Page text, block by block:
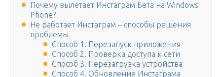
Почему вылетает Инстаграм Бета на Windows
Phone?
Не работает Инстаграм – способы решения
проблемы
Способ 1. Перезапуск приложения
Способ 2. Проверка доступа к сети
Способ 3. Перезагрузка устройства
Способ 4. Обновление Инстаграма